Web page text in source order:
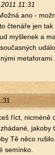
11:31
ano -
čte­ná­ře jen tak
myš­le­nek a
říct,
Tě něco
se­mín­ko.